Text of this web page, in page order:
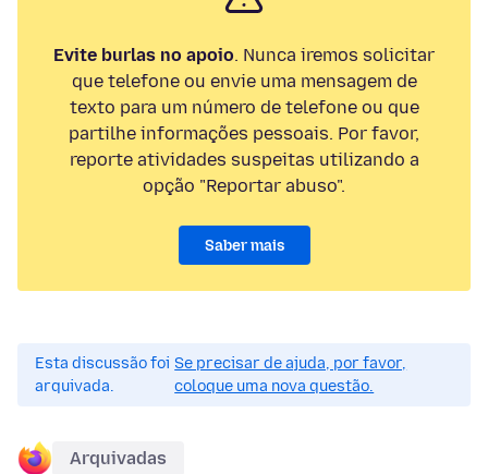
Evite burlas no apoio. Nunca iremos solicitar
que telefone ou envie uma mensagem de
texto para um número de telefone ou que
partilhe informações pessoais. Por favor,
reporte atividades suspeitas utilizando a
opção "Reportar abuso".
Saber mais
Esta discussão foi
arquivada.
Se precisar de ajuda, por favor,
coloque uma nova questão.
Arquivadas